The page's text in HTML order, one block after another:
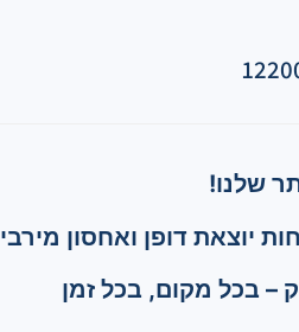
שלנו!
יוצאת דופן ואחסון מירבי
– בכל מקום, בכל זמן